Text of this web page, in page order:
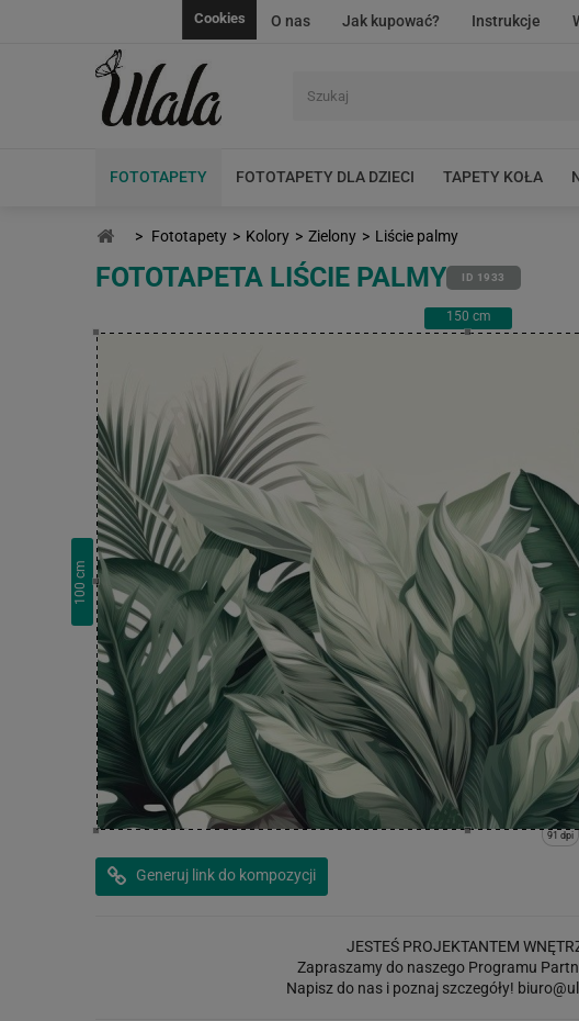
O nas Jak kupować? Instrukcje
Cookies
FOTOTAPETY FOTOTAPETY DLA DZIECI TAPETY KOŁA
> Fototapety > Kolory > Zielony > Liście palmy
FOTOTAPETA LIŚCIE PALMY ID 1933
150 cm
100
cm
91 dpi
Generuj link do kompozycji
JESTEŚ PROJEKTANTEM
Zapraszamy do naszego Programu
Napisz do nas i poznaj szczegóły!